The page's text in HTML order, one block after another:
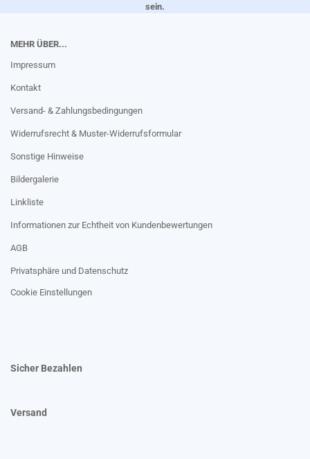
sein.
MEHR ÜBER...
Impressum
Kontakt
Versand- & Zahlungsbedingungen
Widerrufsrecht & Muster-Widerrufsformular
Sonstige Hinweise
Bildergalerie
Linkliste
Informationen zur Echtheit von Kundenbewertungen
AGB
Privatsphäre und Datenschutz
Cookie Einstellungen
Sicher Bezahlen
Versand